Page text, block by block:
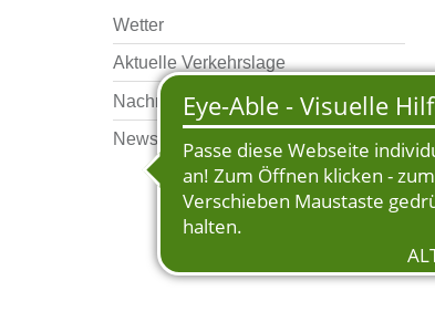
Wetter
Aktuelle Verkehrslage
Nachrichten Archiv
Newsletter Archiv